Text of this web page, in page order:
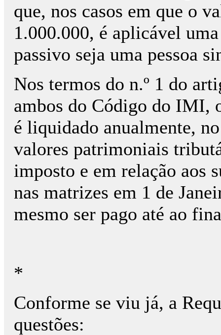
que, nos casos em que o
1.000.000, é aplicável
passivo seja uma pessoa
Nos termos do n.º 1 do
ambos do Código do IMI,
é liquidado anualmente,
valores patrimoniais
imposto e em relação aos
nas matrizes em 1 de
mesmo ser pago até ao
*
Conforme se viu já, a
questões: